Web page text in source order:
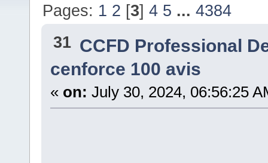
Pages: 1 2 [3]4 5 ...4384
31 CCFD Professional
cenforce 100 avis
« on: July 30, 2024, 06:56:25